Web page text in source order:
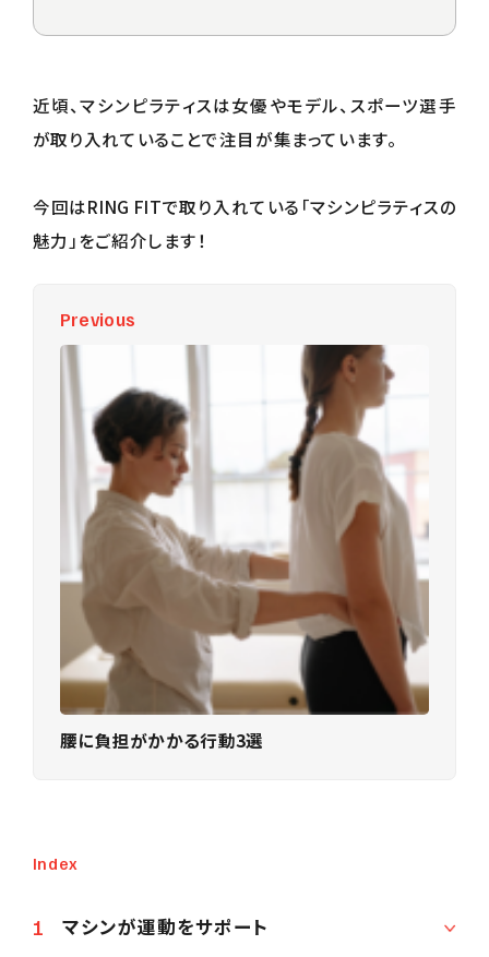
近頃、マシンピラティスは女優やモデル、スポーツ選手
が取り入れていることで注目が集まっています。
今回はRING FITで取り入れている「マシンピラティスの
魅力」をご紹介します！
Previous
腰に負担がかかる行動3選
Index
マシンが運動をサポート